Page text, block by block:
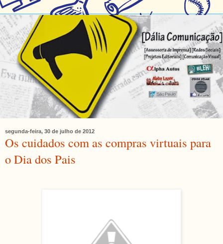
segunda-feira, 30 de julho de 2012
Os cuidados com as compras virtuais para
o Dia dos Pais